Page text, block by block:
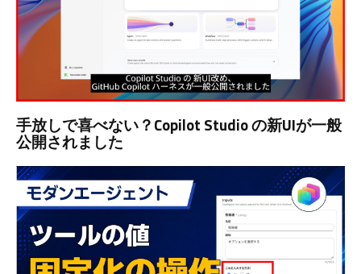
手放しで喜べない？Copilot Studio の新UIが一般
公開されました